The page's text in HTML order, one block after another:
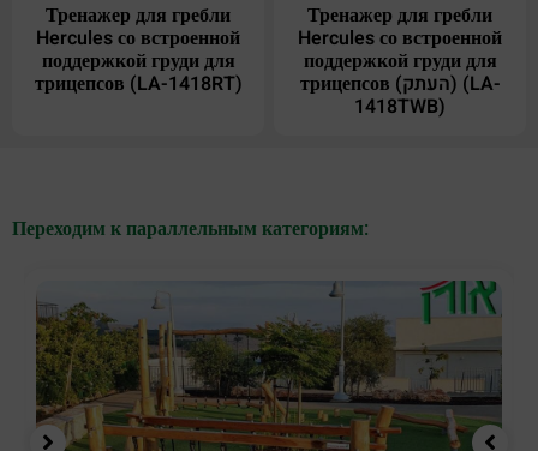
Тренажер для гребли
Hercules со встроенной
поддержкой груди для
трицепсов (LA-1418RT)
Тренажер для гребли
Hercules со встроенной
поддержкой груди для
трицепсов (העתק) (LA-
1418TWB)
Переходим к параллельным категориям: